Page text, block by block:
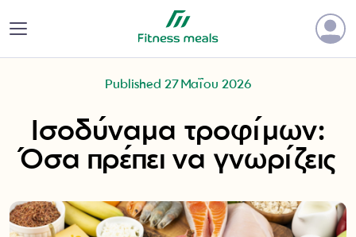
Published 27 Μαΐου 2026
Ισοδύναμα τροφίμων:
Όσα πρέπει να γνωρίζεις